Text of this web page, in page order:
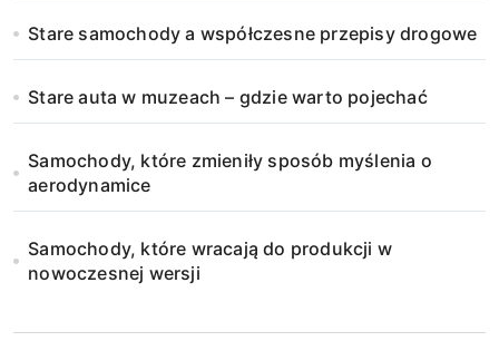
Stare samochody a współczesne przepisy drogowe
Stare auta w muzeach – gdzie warto pojechać
Samochody, które zmieniły sposób myślenia o
aerodynamice
Samochody, które wracają do produkcji w
nowoczesnej wersji